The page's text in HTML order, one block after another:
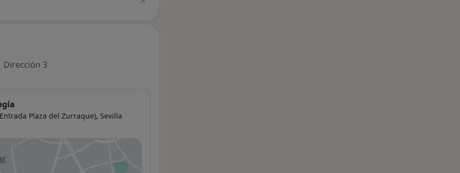
Dirección 3
Plaza del Zurraque), Sevilla
en una nueva pestaña